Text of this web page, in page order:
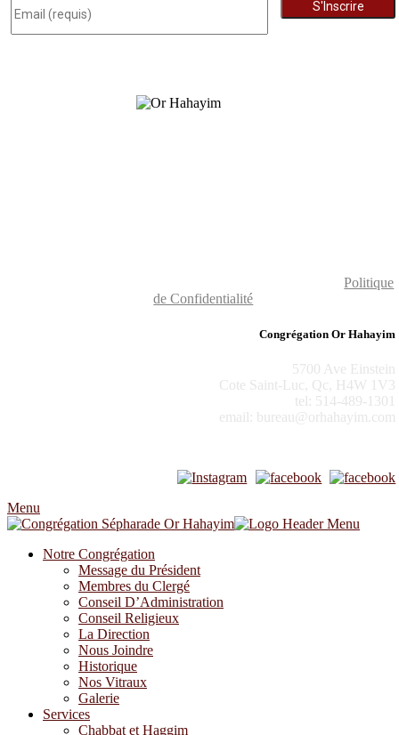
© Congrégation Or Hahayim 2020 - Tous droits réservés -Politique
de Confidentialité
Congrégation Or Hahayim
5700 Ave Einstein
Cote Saint-Luc, Qc, H4W 1V3
tel: 514-489-1301
email: bureau@orhahayim.com
Menu
Notre Congrégation
Message du Président
Membres du Clergé
Conseil D’Administration
Conseil Religieux
La Direction
Nous Joindre
Historique
Nos Vitraux
Galerie
Services
Chabbat et Haggim